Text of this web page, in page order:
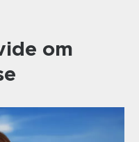
om